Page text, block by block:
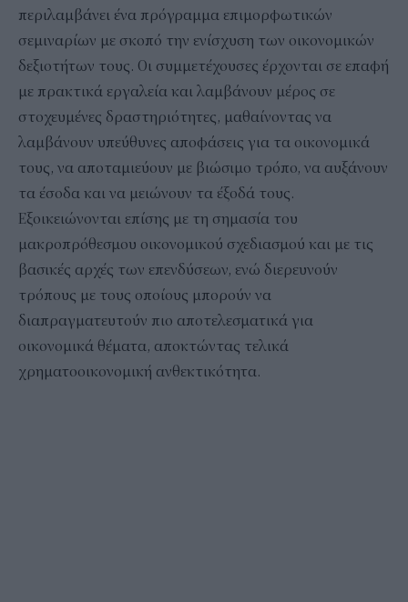
περιλαμβάνει ένα πρόγραμμα επιμορφωτικών
σεμιναρίων με σκοπό την ενίσχυση των οικονομικών
δεξιοτήτων τους. Οι συμμετέχουσες έρχονται σε επαφή
με πρακτικά εργαλεία και λαμβάνουν μέρος σε
στοχευμένες δραστηριότητες, μαθαίνοντας να
λαμβάνουν υπεύθυνες αποφάσεις για τα οικονομικά
τους, να αποταμιεύουν με βιώσιμο τρόπο, να αυξάνουν
τα έσοδα και να μειώνουν τα έξοδά τους.
Εξοικειώνονται επίσης με τη σημασία του
μακροπρόθεσμου οικονομικού σχεδιασμού και με τις
βασικές αρχές των επενδύσεων, ενώ διερευνούν
τρόπους με τους οποίους μπορούν να
διαπραγματευτούν πιο αποτελεσματικά για
οικονομικά θέματα, αποκτώντας τελικά
χρηματοοικονομική ανθεκτικότητα.